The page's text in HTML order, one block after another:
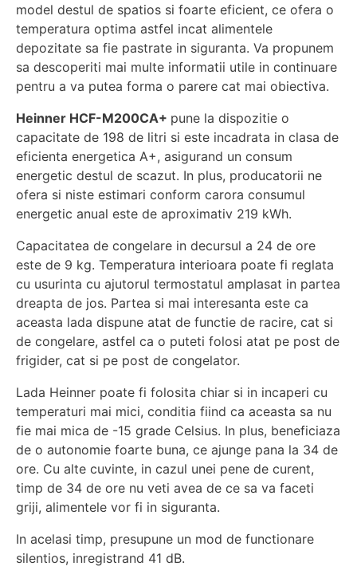
model destul de spatios si foarte eficient, ce ofera o
temperatura optima astfel incat alimentele
depozitate sa fie pastrate in siguranta. Va propunem
sa descoperiti mai multe informatii utile in continuare
pentru a va putea forma o parere cat mai obiectiva.
Heinner HCF-M200CA+ pune la dispozitie o
capacitate de 198 de litri si este incadrata in clasa de
eficienta energetica A+, asigurand un consum
energetic destul de scazut. In plus, producatorii ne
ofera si niste estimari conform carora consumul
energetic anual este de aproximativ 219 kWh.
Capacitatea de congelare in decursul a 24 de ore
este de 9 kg. Temperatura interioara poate fi reglata
cu usurinta cu ajutorul termostatul amplasat in partea
dreapta de jos. Partea si mai interesanta este ca
aceasta lada dispune atat de functie de racire, cat si
de congelare, astfel ca o puteti folosi atat pe post de
frigider, cat si pe post de congelator.
Lada Heinner poate fi folosita chiar si in incaperi cu
temperaturi mai mici, conditia fiind ca aceasta sa nu
fie mai mica de -15 grade Celsius. In plus, beneficiaza
de o autonomie foarte buna, ce ajunge pana la 34 de
ore. Cu alte cuvinte, in cazul unei pene de curent,
timp de 34 de ore nu veti avea de ce sa va faceti
griji, alimentele vor fi in siguranta.
In acelasi timp, presupune un mod de functionare
silentios, inregistrand 41 dB.